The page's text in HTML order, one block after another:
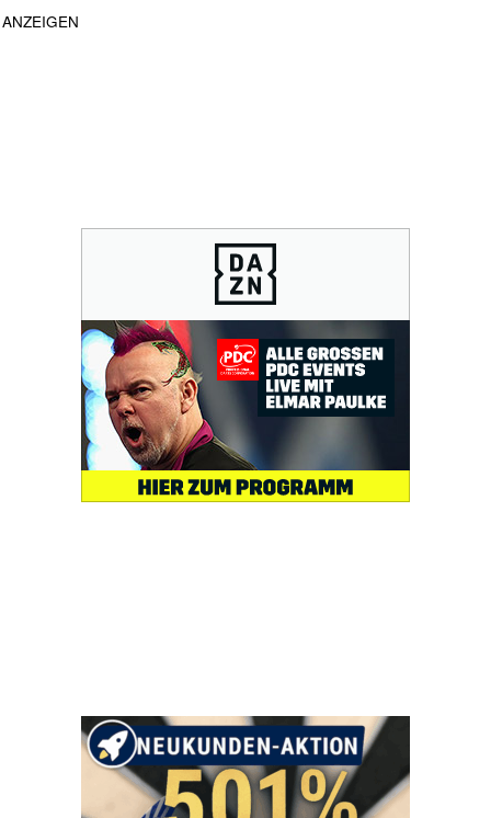
ANZEIGEN